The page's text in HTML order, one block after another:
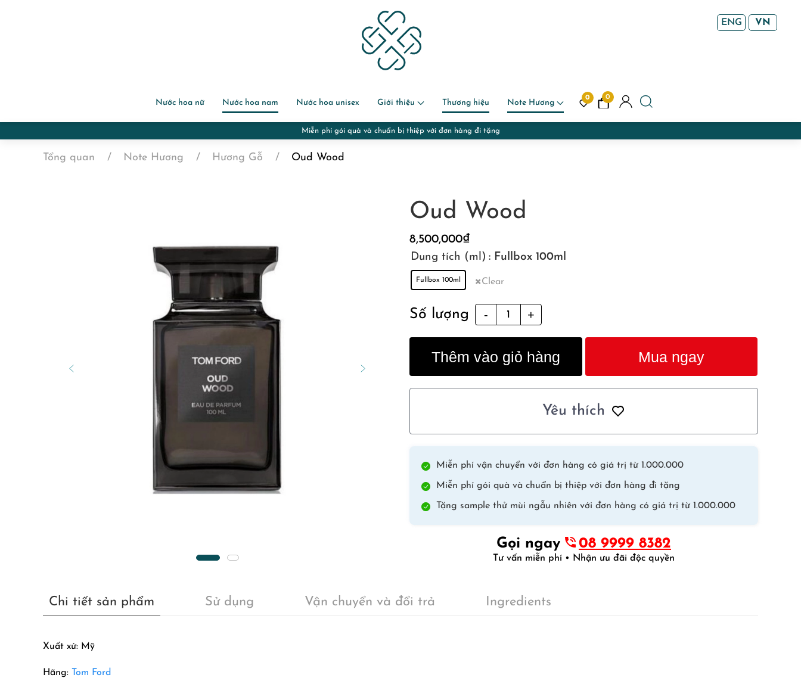
ENG VN
Nước hoa nữ Nước hoa nam Nước hoa unisex Giới thiệu Thương hiệu Note Hương
0 0
Miễn phí gói quà và chuẩn bị thiệp với đơn hàng đi tặng
Tổng quan Note Hương Hương Gỗ Oud Wood
Oud Wood
8,500,000₫
Dung tích (ml) : Fullbox 100ml
Fullbox 100ml Clear
Số lượng
Wood
quantity
Thêm vào giỏ hàng Mua ngay
Yêu thích
Miễn phí vận chuyển với đơn hàng có giá trị từ 1.000.000
Miễn phí gói quà và chuẩn bị thiệp với đơn hàng đi tặng
Tặng sample thử mùi ngẫu nhiên với đơn hàng có giá trị từ 1.000.000
Gọi ngay 08 9999 8382
Tư vấn miễn phí • Nhận ưu đãi độc quyền
Chi tiết sản phẩm Sử dụng Vận chuyển và đổi trả Ingredients
Xuất xứ: Mỹ
Hãng: Tom Ford